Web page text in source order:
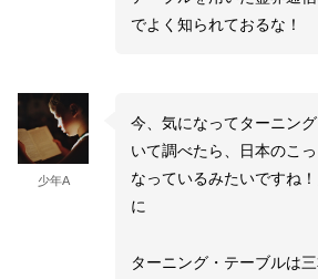
でよく知られておるな！
少年A
今、気になってターニン
いて調べたら、日本のこ
なっているみたいですね
に
ターニング・テーブルは